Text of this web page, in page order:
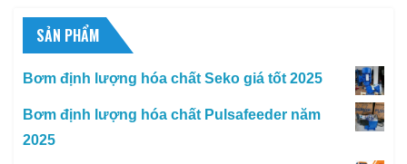
SẢN PHẨM
Bơm định lượng hóa chất Seko giá tốt 2025
Bơm định lượng hóa chất Pulsafeeder năm
2025